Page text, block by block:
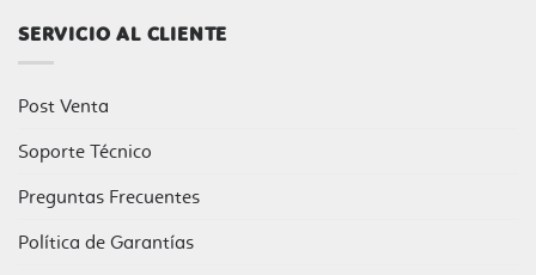
SERVICIO AL CLIENTE
Post Venta
Soporte Técnico
Preguntas Frecuentes
Política de Garantías